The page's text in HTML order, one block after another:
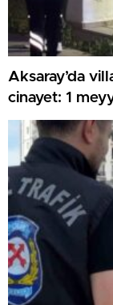
Aksaray’da
cinayet: 1